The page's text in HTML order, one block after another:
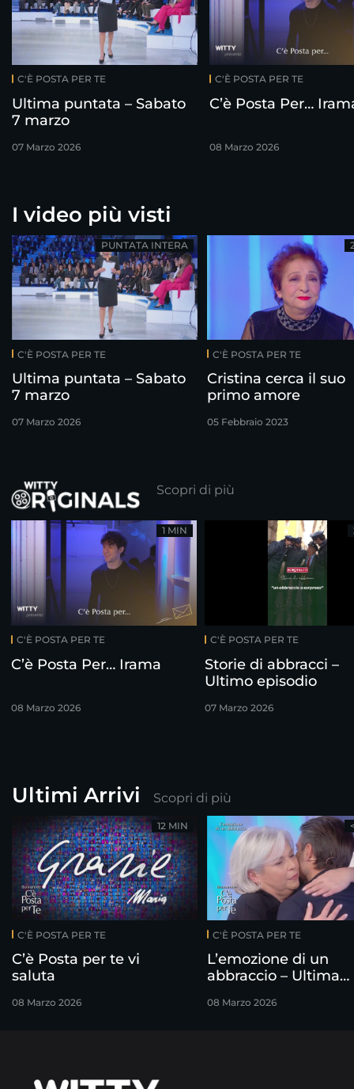
C'È POSTA PER TE
Ultima puntata – Sabato
7 marzo
07 Marzo 2026
C'È POSTA PER TE
C’è Posta Per…
08 Marzo 2026
I video più visti
C'È POSTA PER TE
Ultima puntata – Sabato
7 marzo
07 Marzo 2026
PUNTATA INTERA
C'È POSTA PER TE
Cristina cerca il suo
primo amore
05 Febbraio 2023
Scopri di più
C'È POSTA PER TE
C’è Posta Per… Irama
08 Marzo 2026
1 MIN
C'È POSTA PER TE
Storie di abbracci –
Ultimo episodio
07 Marzo 2026
Ultimi Arrivi Scopri di più
C'È POSTA PER TE
C’è Posta per te vi
saluta
08 Marzo 2026
12 MIN
C'È POSTA PER TE
L’emozione di un
abbraccio – Ultima
08 Marzo 2026